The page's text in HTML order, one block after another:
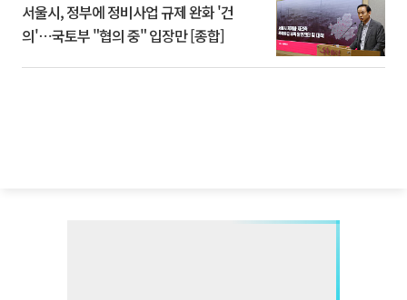
서울시, 정부에 정비사업 규제 완화 '건
의'⋯국토부 "협의 중" 입장만 [종합]